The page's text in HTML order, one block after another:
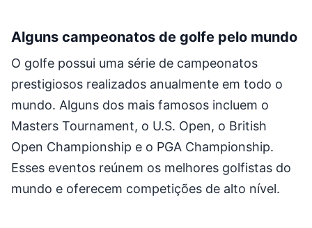
Alguns campeonatos de golfe pelo mundo
O golfe possui uma série de campeonatos
prestigiosos realizados anualmente em todo o
mundo. Alguns dos mais famosos incluem o
Masters Tournament, o U.S. Open, o British
Open Championship e o PGA Championship.
Esses eventos reúnem os melhores golfistas do
mundo e oferecem competições de alto nível.